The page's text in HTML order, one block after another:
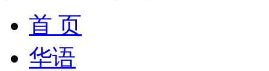
首 页
华语